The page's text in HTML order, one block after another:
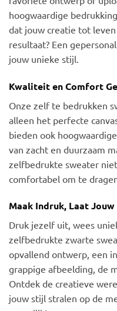
hoogwaardige
dat jouw creatie tot
resultaat? Een
jouw unieke stijl.
Kwaliteit en Comfort
Onze zelf te bedrukken
alleen het perfecte
bieden ook
van zacht en duurzaam
zelfbedrukte sweater
comfortabel om te
Maak Indruk, Laat
Druk jezelf uit, wees
zelfbedrukte zwarte
opvallend ontwerp, een
grappige afbeelding, de
Ontdek de creatieve
jouw stijl stralen op de